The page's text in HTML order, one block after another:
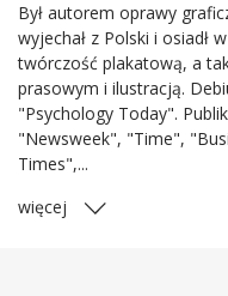
Był autorem oprawy
wyjechał z Polski i osiadł
twórczość plakatową, a
prasowym i ilustracją.
"Psychology Today".
"Newsweek", "Time",
Times",...
więcej